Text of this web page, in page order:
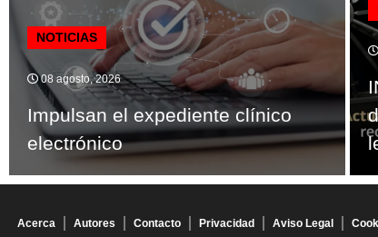
NOTICIAS
08 agosto, 2026
Impulsan el expediente clínico
electrónico
Acerca Autores Contacto Privacidad Aviso Legal